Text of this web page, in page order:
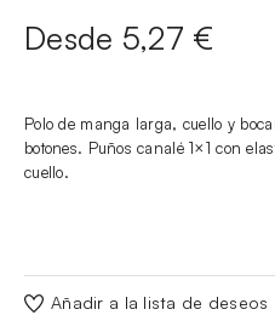
Desde 5,27 €
Polo de manga larga, cuello y
botones. Puños canalé 1×1 con
cuello.
Añadir a la lista de deseos